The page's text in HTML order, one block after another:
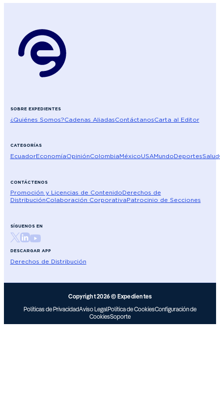
SOBRE EXPEDIENTES
¿Quiénes Somos?Cadenas AliadasContáctanosCarta al Editor
CATEGORÍAS
EcuadorEconomíaOpiniónColombiaMéxicoUSAMundoDeportesSalud
CONTÁCTENOS
Promoción y Licencias de ContenidoDerechos de
DistribuciónColaboración CorporativaPatrocinio de Secciones
SÍGUENOS EN
DESCARGAR APP
Derechos de Distribución
Copyright 2026 © Expedientes
Políticas de PrivacidadAviso LegalPolítica de CookiesConfiguración de
CookiesSoporte